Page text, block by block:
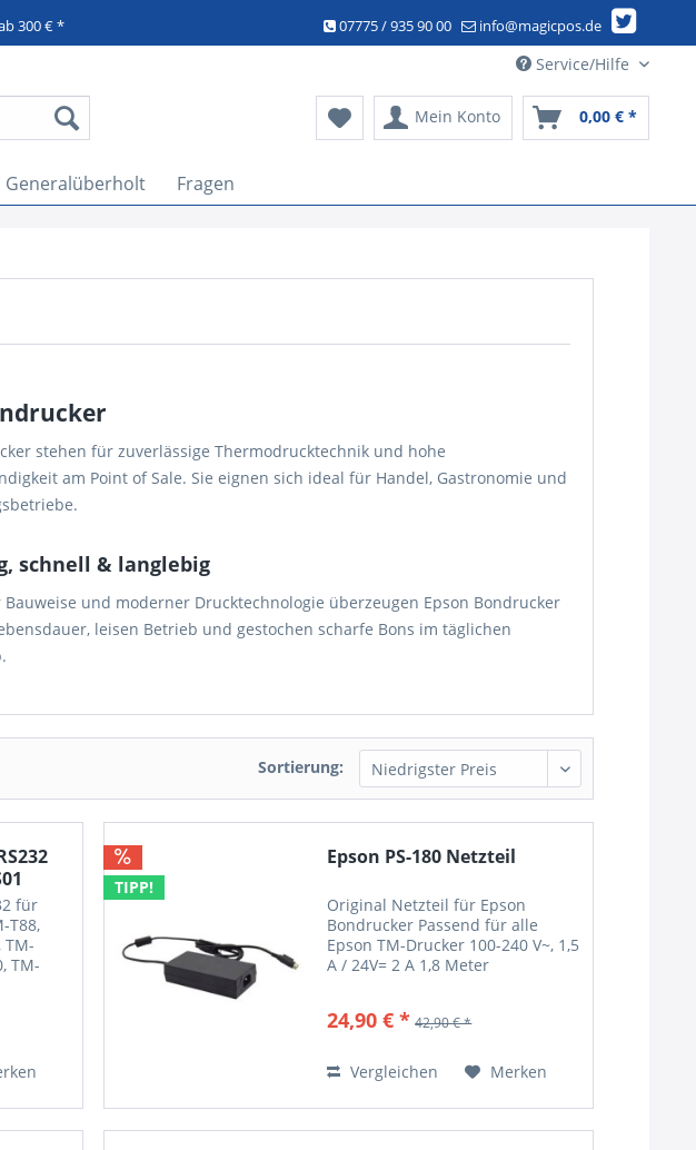
300 € * 07775 / 935 90 00 info@magicpos.de
Service/Hilfe
Mein Konto 0,00 € *
Generalüberholt Fragen
stehen für zuverlässige Thermodrucktechnik und hohe
am Point of Sale. Sie eignen sich ideal für Handel, Gastronomie und
schnell & langlebig
Bauweise und moderner Drucktechnologie überzeugen Epson Bondrucker
leisen Betrieb und gestochen scharfe Bons im täglichen
Sortierung:
für
T88,
TM-
TM-
TIPP!
Epson PS-180 Netzteil
Original Netzteil für Epson
Bondrucker Passend für alle
Epson TM-Drucker 100-240 V~, 1,5
A / 24V= 2 A 1,8 Meter
Epson DM-D110 Series Epson
unit DM-D110...
24,90 € * 42,90 € *
Vergleichen Merken